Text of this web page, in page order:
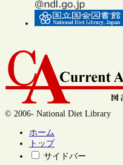
© 2006- National Diet Library
ホーム
トップ
サイドバー